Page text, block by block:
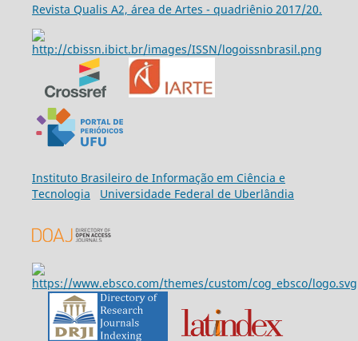
Revista Qualis A2, área de Artes - quadriênio 2017/20.
Instituto Brasileiro de Informação em Ciência e
Tecnologia
Universidade Federal de Uberlândia